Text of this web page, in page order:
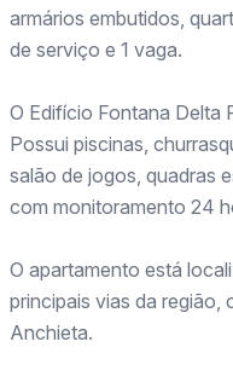
armários embutidos,
de serviço e 1 vaga.
O Edifício Fontana Delta
Possui piscinas,
salão de jogos, quadras
com monitoramento 24
O apartamento está
principais vias da região,
Anchieta.